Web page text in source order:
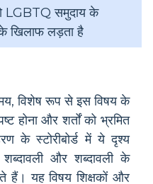
LGBTQ समुदाय के
खिलाफ लड़ता है
विशेष रूप से इस विषय के
होना और शर्तों को भ्रमित
के स्टोरीबोर्ड में ये दृश्य
और शब्दावली के
हैं। यह विषय शिक्षकों और